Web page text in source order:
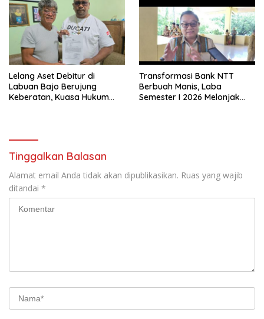
Lelang Aset Debitur di
Labuan Bajo Berujung
Keberatan, Kuasa Hukum
Transformasi Bank NTT
Berbuah Manis, Laba
Semester I 2026 Melonjak
Tinggalkan Balasan
Alamat email Anda tidak akan dipublikasikan. Ruas yang wajib
ditandai *